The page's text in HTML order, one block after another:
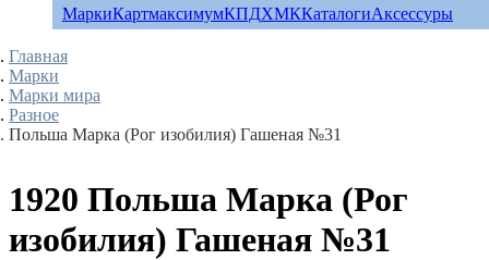
МаркиКартмаксимумКПДХМККаталогиАксессуры
Главная
Марки
Марки мира
Разное
Польша Марка (Рог изобилия) Гашеная №31
1920 Польша Марка (Рог
изобилия) Гашеная №31